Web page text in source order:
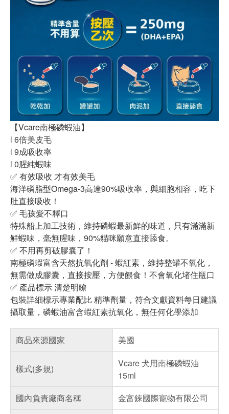
【Vcare南極磷蝦油】
l 6倍美皮毛
l 9成吸收率
l 0腥純蝦味
✅ 有效吸收 才有效美毛
海洋磷脂型Omega-3高達90%吸收率，與細胞相容，吃下
肚直接吸收！
✅ 毛孩愛不釋口
特殊船上加工技術，維持磷蝦最新鮮的味道，只有滿滿新
鮮蝦味，毫無腥味，90%貓咪願意直接舔食。
✅ 不用再剪破膠囊了！
南極磷蝦富含天然抗氧化劑 - 蝦紅素，維持整罐不氧化，
無需做成膠囊，直接按壓，方便餵食！不會氧化堵住瓶口
✅ 產品標示 清楚明瞭
包裝詳細標示專業配比 精準劑量，符合文獻資料每日建議
攝取量，磷蝦油富含蝦紅素抗氧化，無任何化學添加
商品來源國家 美國
樣式(多規)
Vcare 犬用南極磷蝦油
15ml
國內負責廠商名稱
金富錸國際寵物有限公司